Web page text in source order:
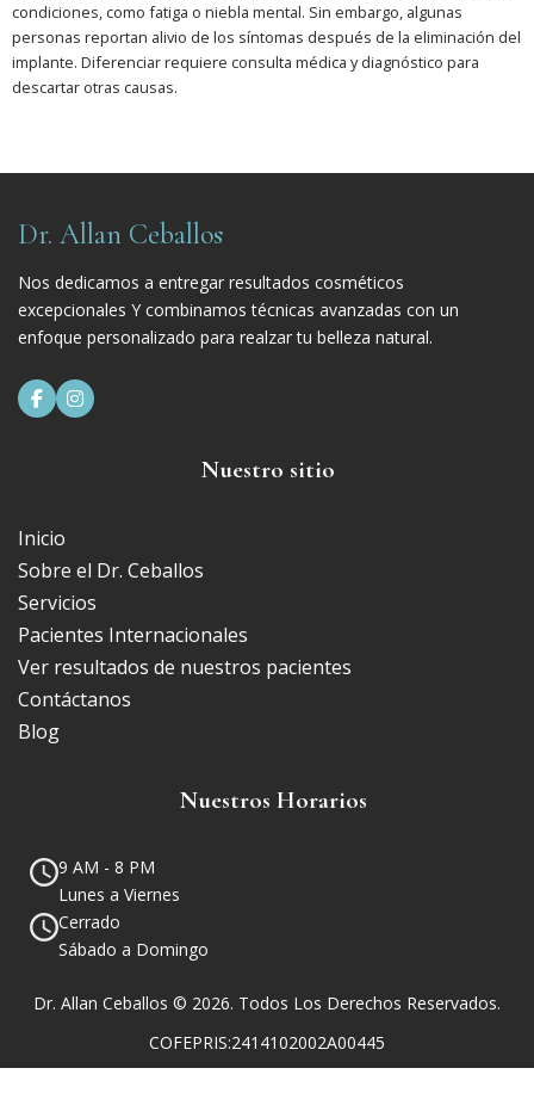
condiciones, como fatiga o niebla mental. Sin embargo, algunas
personas reportan alivio de los síntomas después de la eliminación del
implante. Diferenciar requiere consulta médica y diagnóstico para
descartar otras causas.
Dr. Allan Ceballos
Nos dedicamos a entregar resultados cosméticos
excepcionales Y combinamos técnicas avanzadas con un
enfoque personalizado para realzar tu belleza natural.
 
Nuestro sitio
Inicio
Sobre el Dr. Ceballos
Servicios
Pacientes Internacionales
Ver resultados de nuestros pacientes
Contáctanos
Blog
Nuestros Horarios
9 AM - 8 PM
Lunes a Viernes
Cerrado
Sábado a Domingo
Dr. Allan Ceballos © 2026. Todos Los Derechos Reservados.
COFEPRIS:2414102002A00445